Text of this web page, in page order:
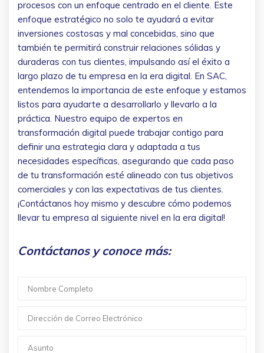
procesos con un enfoque centrado en el cliente. Este
enfoque estratégico no solo te ayudará a evitar
inversiones costosas y mal concebidas, sino que
también te permitirá construir relaciones sólidas y
duraderas con tus clientes, impulsando así el éxito a
largo plazo de tu empresa en la era digital. En SAC,
entendemos la importancia de este enfoque y estamos
listos para ayudarte a desarrollarlo y llevarlo a la
práctica. Nuestro equipo de expertos en
transformación digital puede trabajar contigo para
definir una estrategia clara y adaptada a tus
necesidades específicas, asegurando que cada paso
de tu transformación esté alineado con tus objetivos
comerciales y con las expectativas de tus clientes.
¡Contáctanos hoy mismo y descubre cómo podemos
llevar tu empresa al siguiente nivel en la era digital!
Contáctanos y conoce más: